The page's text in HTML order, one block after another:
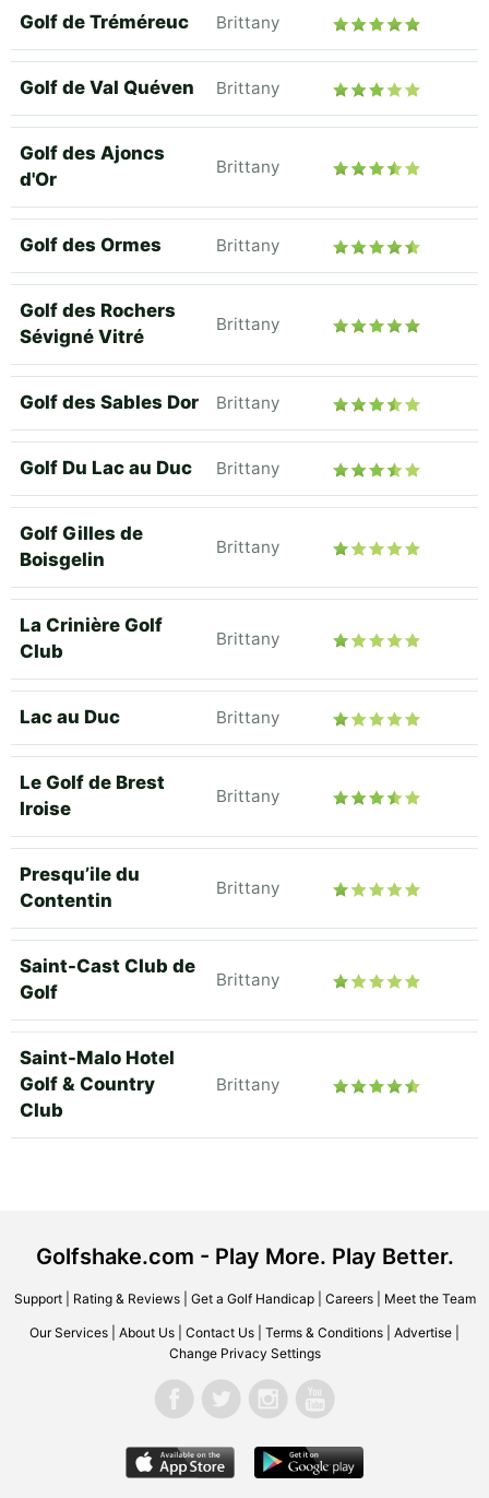
Golf de Tréméreuc Brittany
Golf de Val Quéven Brittany
Golf des Ajoncs
d'Or
Brittany
Golf des Ormes Brittany
Golf des Rochers
Sévigné Vitré
Brittany
Golf des Sables Dor Brittany
Golf Du Lac au Duc Brittany
Golf Gilles de
Boisgelin
Brittany
La Crinière Golf
Club
Brittany
Lac au Duc Brittany
Le Golf de Brest
Iroise
Brittany
Presqu’ile du
Contentin
Brittany
Saint-Cast Club de
Golf
Brittany
Saint-Malo Hotel
Golf & Country
Club
Brittany
Golfshake.com - Play More. Play Better.
Support| Rating & Reviews| Get a Golf Handicap| Careers| Meet the Team
Our Services About Us Contact Us Terms & Conditions Advertise
Change Privacy Settings